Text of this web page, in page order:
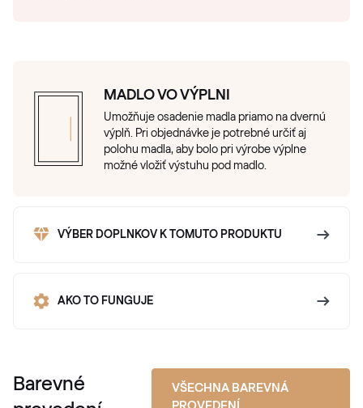
MADLO VO VÝPLNI
Umožňuje osadenie madla priamo na dvernú
výplň. Pri objednávke je potrebné určiť aj
polohu madla, aby bolo pri výrobe výplne
možné vložiť výstuhu pod madlo.
VÝBER DOPLNKOV K TOMUTO PRODUKTU
AKO TO FUNGUJE
Barevné
VŠECHNA BAREVNÁ